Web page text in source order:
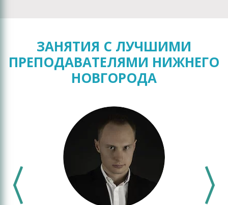
ЗАНЯТИЯ С ЛУЧШИМИ
ПРЕПОДАВАТЕЛЯМИ НИЖНЕГО
НОВГОРОДА